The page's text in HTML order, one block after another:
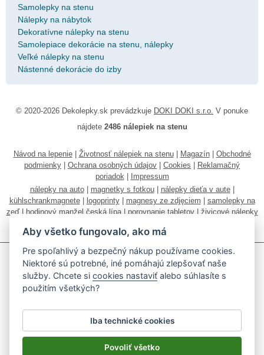
Samolepky na stenu
Nálepky na nábytok
Dekoratívne nálepky na stenu
Samolepiace dekorácie na stenu, nálepky
Veľké nálepky na stenu
Nástenné dekorácie do izby
© 2020-2026 Dekolepky.sk prevádzkuje DOKI DOKI s.r.o. V ponuke
nájdete 2486 nálepiek na stenu
Návod na lepenie| Životnosť nálepiek na stenu| Magazín| Obchodné
podmienky
Ochrana osobných údajov Cookies
Reklamačný
poriadok|
Impressum
nálepky na auto| magnetky s fotkou| nálepky dieťa v aute|
kühlschrankmagnete| logoprinty| magnesy ze zdjęciem
samolepky na
zeď| hodinový manžel česká lípa| porovnanie tabletov| živicové nálepky
Podľa zákona o evidencii tržieb je predávajúci povinný vystaviť
kupujúcemu účtenku.
Aby všetko fungovalo, ako má
Pre spoľahlivý a bezpečný nákup používame cookies.
Niektoré sú potrebné, iné pomáhajú zlepšovať naše
služby. Chcete sicookies nastaviť alebo súhlasíte s
použitím všetkých?
Iba technické cookies
Povoliť všetko